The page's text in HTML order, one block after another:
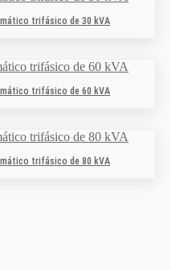
trifásico de 30 kVA
trifásico de 60 kVA
trifásico de 80 kVA